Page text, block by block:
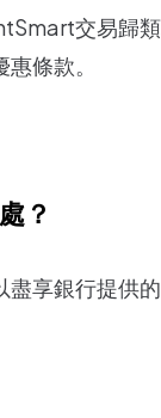
交易歸
條款。
？
享銀行提供